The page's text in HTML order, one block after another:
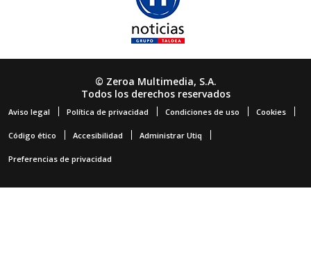
© Zeroa Multimedia, S.A.
Todos los derechos reservados
Aviso legal Política de privacidad Condiciones de uso Cookies
Código ético Accesibilidad Administrar Utiq
Preferencias de privacidad